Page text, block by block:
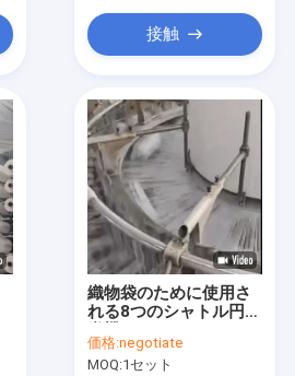
接触
織物袋のために使用さ
れる8つのシャトル円形
価格:negotiate
MOQ:1セット